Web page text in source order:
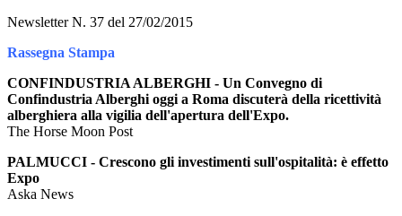
Newsletter N. 37 del 27/02/2015
Rassegna Stampa
CONFINDUSTRIA ALBERGHI - Un Convegno di
Confindustria Alberghi oggi a Roma discuterà della ricettività
alberghiera alla vigilia dell'apertura dell'Expo.
The Horse Moon Post
PALMUCCI - Crescono gli investimenti sull'ospitalità: è effetto
Expo
Aska News